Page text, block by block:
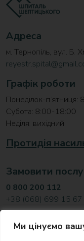
Ми цінуємо
Адреса
м. Тернопіль, вул. Б.
Графік роботи
Понеділок-
Субота: 8:00-18:00
Неділя: вихідний
Протидія
Замовити
0 800 200 112
+38 (068) 699 15 67
з донорами й